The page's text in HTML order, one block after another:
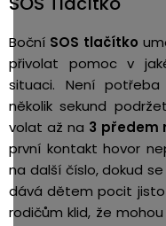
Boční SOS tlačítko
přivolat pomoc v
situaci. Není
několik sekund
volat až na 3 předem
první kontakt hovor
na další číslo, dokud
dává dětem pocit
rodičům klid, že